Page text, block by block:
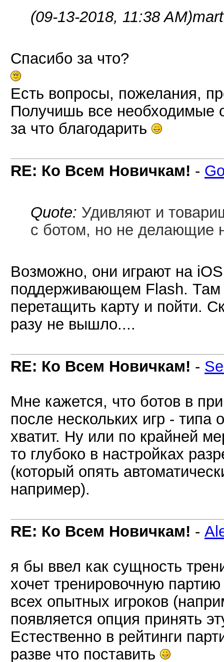
(09-13-2018, 11:38 AM)
Спасибо за что?
Есть вопросы, пожелания,
Получишь все необходимые
за что благодарить
RE: Ко Всем Новичкам! -
Quote: Удивляют и
с ботом, но не делающие
Возможно, они играют на
поддерживающем Flash. Там
перетащить карту и пойти.
разу не вышло....
RE: Ко Всем Новичкам! -
Мне кажется, что ботов в
после нескольких игр -
хватит. Ну или по крайней
то глубоко в настройках
(который опять
например).
RE: Ко Всем Новичкам! -
я бы ввел как сущность
хочет тренировочную
всех опытных игроков
появляется опция принять
Естественно в рейтинги
разве что поставить